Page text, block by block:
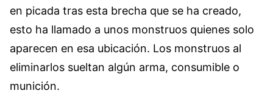
en picada tras esta brecha que se ha creado,
esto ha llamado a unos monstruos quienes solo
aparecen en esa ubicación. Los monstruos al
eliminarlos sueltan algún arma, consumible o
munición.